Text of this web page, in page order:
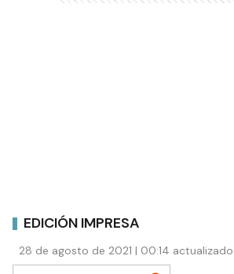
EDICIÓN IMPRESA
28 de agosto de 2021 | 00:14